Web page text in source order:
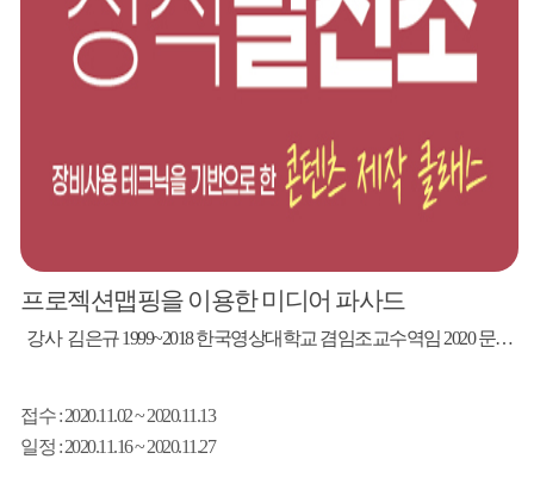
프로젝션맵핑을 이용한 미디어 파사드
강사 김은규 1999~2018 한국영상대학교 겸임조교수역임 2020 문화재청 세계문화유산미디어아트구축 컨설팅자문위원 2020 통영,거제,청주,대구 미디어아트전시기획 및 참여작가 1999~2018 한국영상대학교 겸임조교수(영상무대디자인학과) 2019 한국콘텐츠진흥원 멀티미디어 공연가양성 프로젝트 맨토 2018~2019 수원문화제야행 1차,2차 미디아아트연출감독 및 작가 2017 청주공예비엔날레 미디어부문 참여작가. 2016~2018 PMF 미디어파사드 페스티벌 3회 개최. 201...
접수: 2020.11.02 ~ 2020.11.13
일정 : 2020.11.16 ~ 2020.11.27